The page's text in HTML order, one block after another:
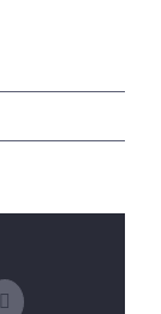
E-